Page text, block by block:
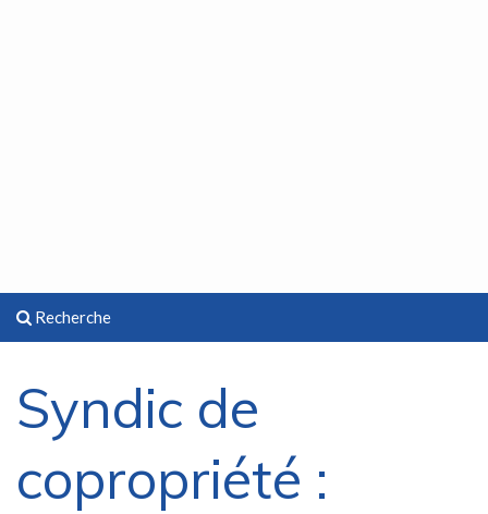
Recherche
Syndic de
copropriété :